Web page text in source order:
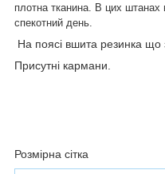
плотна тканина. В цих
спекотний день.
На поясі вшита резинка що
Присутні кармани.
Розмірна сітка